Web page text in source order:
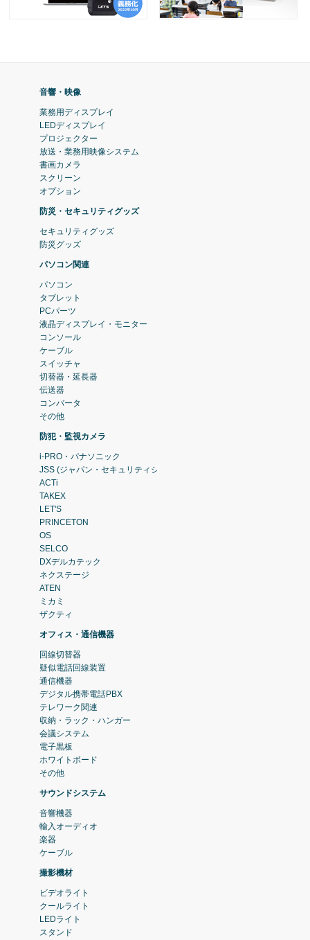
音響・映像
業務用ディスプレイ
LEDディスプレイ
プロジェクター
放送・業務用映像システム
書画カメラ
スクリーン
オプション
防災・セキュリティグッズ
セキュリティグッズ
防災グッズ
パソコン関連
パソコン
タブレット
PCパーツ
液晶ディスプレイ・モニター
コンソール
ケーブル
スイッチャ
切替器・延長器
伝送器
コンバータ
その他
防犯・監視カメラ
i-PRO・パナソニック
JSS (ジャパン・セキュリティシステム)
ACTi
TAKEX
LET'S
PRINCETON
OS
SELCO
DXデルカテック
ネクステージ
ATEN
ミカミ
ザクティ
オフィス・通信機器
回線切替器
疑似電話回線装置
通信機器
デジタル携帯電話PBX
テレワーク関連
収納・ラック・ハンガー
会議システム
電子黒板
ホワイトボード
その他
サウンドシステム
音響機器
輸入オーディオ
楽器
ケーブル
撮影機材
ビデオライト
クールライト
LEDライト
スタンド